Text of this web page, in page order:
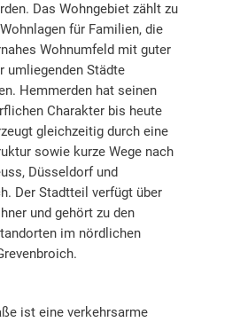
Das Wohngebiet zählt zu
für Familien, die
Wohnumfeld mit guter
umliegenden Städte
Hemmerden hat seinen
Charakter bis heute
gleichzeitig durch eine
sowie kurze Wege nach
Düsseldorf und
Der Stadtteil verfügt über
und gehört zu den
im nördlichen
ist eine verkehrsarme